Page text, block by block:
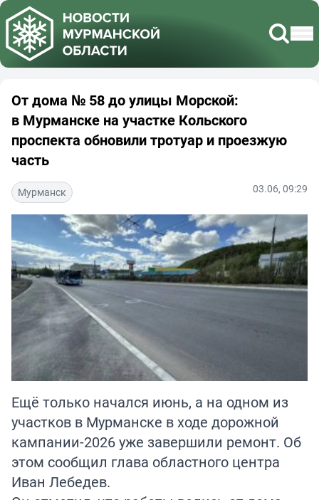
От дома № 58 до улицы Морской:
в Мурманске на участке Кольского
проспекта обновили тротуар и проезжую
часть
Мурманск 03.06, 09:29
Ещё только начался июнь, а на одном из
участков в Мурманске в ходе дорожной
кампании-2026 уже завершили ремонт. Об
этом сообщил глава областного центра
Иван Лебедев.